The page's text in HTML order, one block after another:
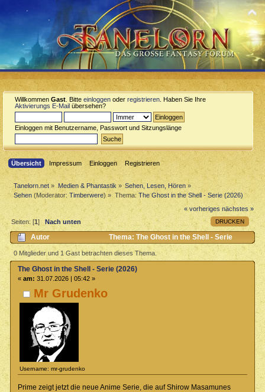
Willkommen Gast . Bitte einloggen oder registrieren . Haben Sie Ihre
Aktivierungs E-Mail übersehen?
Einloggen mit Benutzername, Passwort und Sitzungslänge
Übersicht Impressum Einloggen Registrieren
Tanelorn.net » Medien & Phantastik » Sehen, Lesen, Hören »
Sehen (Moderator:Timberwere) » Thema: The Ghost in the Shell - Serie (2026)
« vorheriges nächstes »
DRUCKEN
Seiten: [1] Nach unten
Autor
Thema: The Ghost in the Shell - Serie
(2026) (Gelesen 310 mal)
0 Mitglieder und 1 Gast betrachten dieses Thema.
Mr Grudenko
Username: mr-grudenko
The Ghost in the Shell - Serie (2026)
« am: 31.07.2026 | 05:42 »
Prime zeigt jetzt die neue Anime Serie, die auf Shirow Masamunes